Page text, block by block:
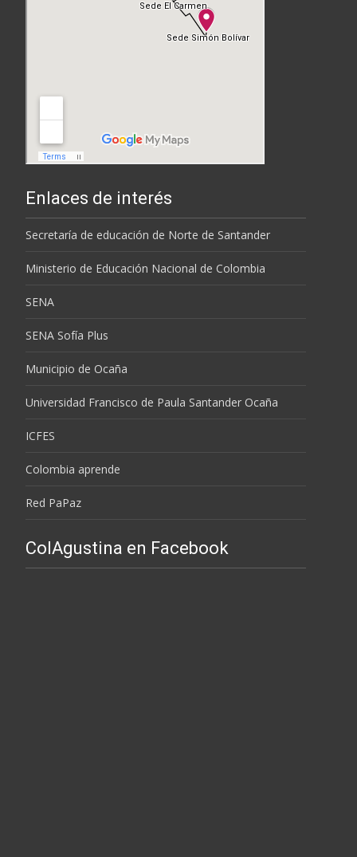
Enlaces de interés
Secretaría de educación de Norte de Santander
Ministerio de Educación Nacional de Colombia
SENA
SENA Sofía Plus
Municipio de Ocaña
Universidad Francisco de Paula Santander Ocaña
ICFES
Colombia aprende
Red PaPaz
ColAgustina en Facebook